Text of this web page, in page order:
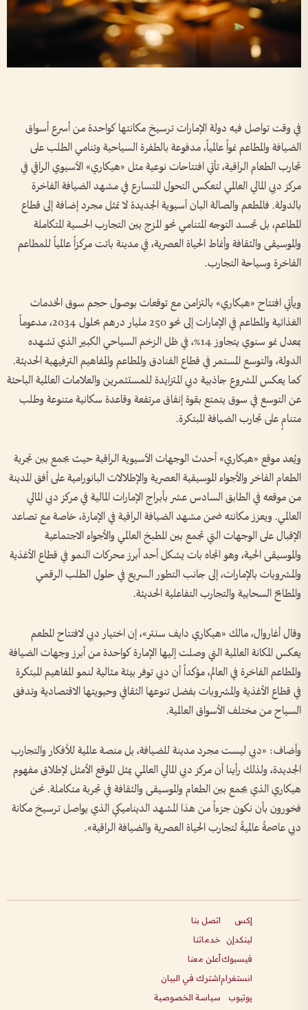
في وقت تواصل فيه دولة الإمارات ترسيخ مكانتها كواحدة من أسرع أسواق
الضيافة والمطاعم نمواً عالمياً، مدفوعة بالطفرة السياحية وتنامي الطلب على
تجارب الطعام الراقية، تأتي افتتاحات نوعية مثل «هيكاري» الآسيوي الراقي في
مركز دبي المالي العالمي لتعكس التحول المتسارع في مشهد الضيافة الفاخرة
بالدولة. فالمطعم والصالة البان آسيوية الجديدة لا تمثل مجرد إضافة إلى قطاع
المطاعم، بل تجسد التوجه المتنامي نحو المزج بين التجارب الحسية المتكاملة
والموسيقى والثقافة وأنماط الحياة العصرية، في مدينة باتت مركزاً عالمياً للمطاعم
الفاخرة وسياحة التجارب.
ويأتي افتتاح «هيكاري» بالتزامن مع توقعات بوصول حجم سوق الخدمات
الغذائية والمطاعم في الإمارات إلى نحو 250 مليار درهم بحلول 2034، مدعوماً
بمعدل نمو سنوي يتجاوز 14%، في ظل الزخم السياحي الكبير الذي تشهده
الدولة، والتوسع المستمر في قطاع الفنادق والمطاعم والمفاهيم الترفيهية الحديثة.
كما يعكس المشروع جاذبية دبي المتزايدة للمستثمرين والعلامات العالمية الباحثة
عن التوسع في سوق يتمتع بقوة إنفاق مرتفعة وقاعدة سكانية متنوعة وطلب
متنامٍ على تجارب الضيافة المبتكرة.
ويُعد موقع «هيكاري» أحدث الوجهات الآسيوية الراقية حيث يجمع بين تجربة
الطعام الفاخر والأجواء الموسيقية العصرية والإطلالات البانورامية على أفق المدينة
من موقعه في الطابق السادس عشر بأبراج الإمارات المالية في مركز دبي المالي
العالمي. ويعزز مكانته ضمن مشهد الضيافة الراقية في الإمارة، خاصة مع تصاعد
الإقبال على الوجهات التي تجمع بين المطبخ العالمي والأجواء الاجتماعية
والموسيقى الحية، وهو اتجاه بات يشكل أحد أبرز محركات النمو في قطاع الأغذية
والمشروبات بالإمارات، إلى جانب التطور السريع في حلول الطلب الرقمي
والمطابخ السحابية والتجارب التفاعلية الحديثة.
وقال أغاروال، مالك «هيكاري دايف سنتر»، إن اختيار دبي لافتتاح المطعم
يعكس المكانة العالمية التي وصلت إليها الإمارة كواحدة من أبرز وجهات الضيافة
والمطاعم الفاخرة في العالم، مؤكداً أن دبي توفر بيئة مثالية لنمو المفاهيم المبتكرة
في قطاع الأغذية والمشروبات بفضل تنوعها الثقافي وحيويتها الاقتصادية وتدفق
السياح من مختلف الأسواق العالمية.
وأضاف: «دبي ليست مجرد مدينة للضيافة، بل منصة عالمية للأفكار والتجارب
الجديدة، ولذلك رأينا أن مركز دبي المالي العالمي يمثل الموقع الأمثل لإطلاق مفهوم
هيكاري الذي يجمع بين الطعام والموسيقى والثقافة في تجربة متكاملة. نحن
فخورون بأن نكون جزءاً من هذا المشهد الديناميكي الذي يواصل ترسيخ مكانة
دبي عاصمةً عالميةً لتجارب الحياة العصرية والضيافة الراقية».
إكس
لينكدإن
فيسبوك
انستغرام
يوتيوب
اتصل بنا
خدماتنا
أعلن معنا
اشترك في البيان
سياسة الخصوصية